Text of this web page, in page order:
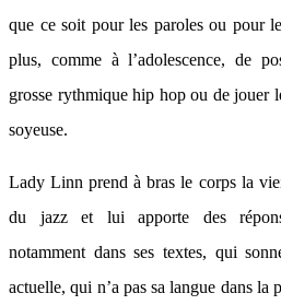
que ce soit pour les paroles ou pour
plus, comme à l’adolescence, de
grosse rythmique hip hop ou de jouer
soyeuse.
Lady Linn prend à bras le corps la
du jazz et lui apporte des
notamment dans ses textes, qui
actuelle, qui n’a pas sa langue dans la